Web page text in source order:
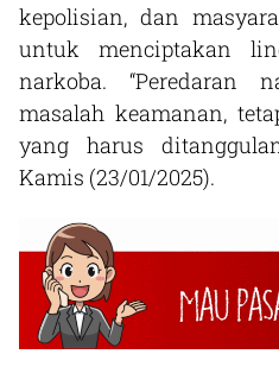
kepolisian, dan
untuk menciptakan
narkoba. “Peredaran
masalah keamanan,
yang harus
Kamis (23/01/2025).